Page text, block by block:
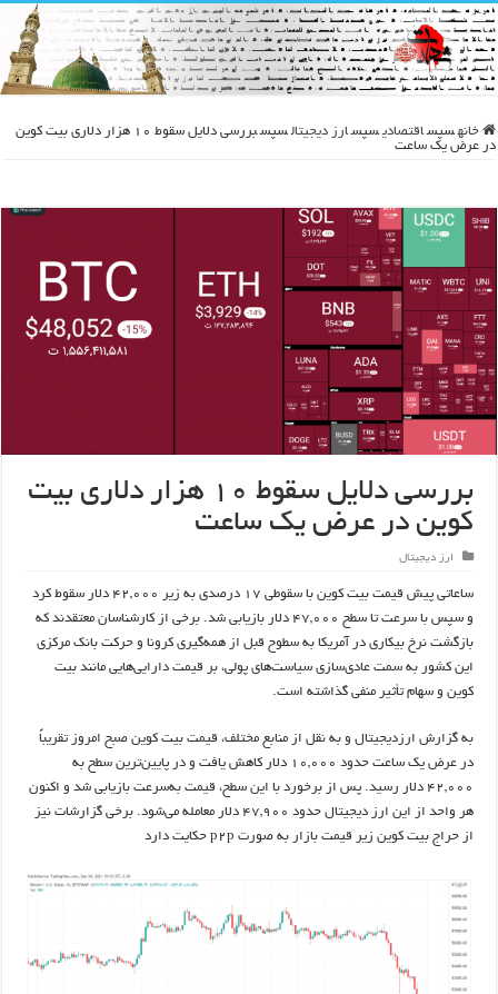
خانه سپس اقتصادی سپس ارز دیجیتال سپس
بررسی دلایل سقوط ۱۰ هزار دلاری بیت کوین
در عرض یک ساعت
بررسی دلایل سقوط ۱۰ هزار دلاری بیت
کوین در عرض یک ساعت
ارز دیجیتال
ساعاتی پیش قیمت بیت کوین با سقوطی ۱۷ درصدی به زیر ۴۲,۰۰۰ دلار سقوط کرد
و سپس با سرعت تا سطح ۴۷,۰۰۰ دلار بازیابی شد. برخی از کارشناسان معتقدند که
بازگشت نرخ بیکاری در آمریکا به سطوح قبل از همه‌گیری کرونا و حرکت بانک مرکزی
این کشور به سمت عادی‌سازی سیاست‌های پولی، بر قیمت دارایی‌هایی مانند بیت
کوین و سهام تأثیر منفی گذاشته است.
به گزارش ارزدیجیتال و به نقل از منابع مختلف، قیمت بیت کوین صبح امروز تقریباً
در عرض یک ساعت حدود ۱۰,۰۰۰ دلار کاهش یافت و در پایین‌ترین سطح به
۴۲,۰۰۰ دلار رسید. پس از برخورد با این سطح، قیمت به‌سرعت بازیابی شد و اکنون
هر واحد از این ارز دیجیتال حدود ۴۷,۹۰۰ دلار معامله می‌شود. برخی گزارشات نیز
از حراج بیت کوین زیر قیمت بازار به صورت p2p حکایت دارد